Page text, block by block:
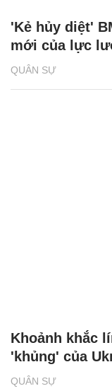
QUÂN SỰ
'Kẻ hủy diệt'
mới của lực
QUÂN SỰ
Khoảnh khắc
'khủng' của